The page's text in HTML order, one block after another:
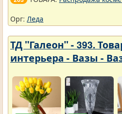
Орг: Леда
ТД "Галеон" - 393.
интерьера - Вазы -